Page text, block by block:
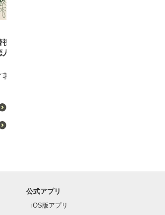
、アルバイト
役を溺愛す
公式アプリ
iOS版アプリ